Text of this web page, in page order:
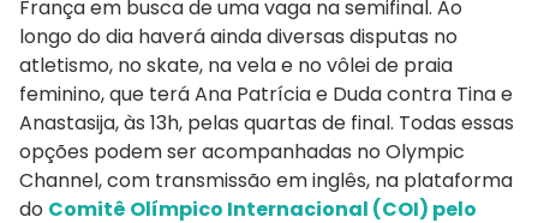
França em busca de uma vaga na semifinal. Ao
longo do dia haverá ainda diversas disputas no
atletismo, no skate, na vela e no vôlei de praia
feminino, que terá Ana Patrícia e Duda contra Tina e
Anastasija, às 13h, pelas quartas de final. Todas essas
opções podem ser acompanhadas no Olympic
Channel, com transmissão em inglês, na plataforma
do Comitê Olímpico Internacional (COI) pelo